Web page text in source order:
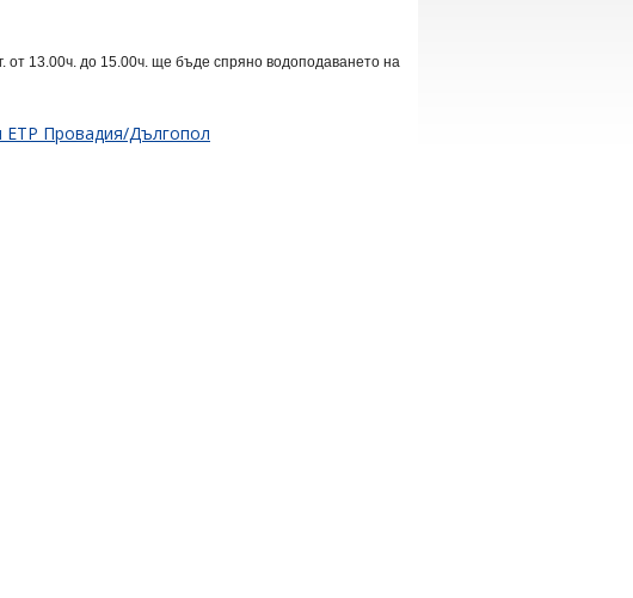
13.00ч. до 15.00ч. ще бъде спряно водоподаването на
ЕТР Провадия/Дългопол